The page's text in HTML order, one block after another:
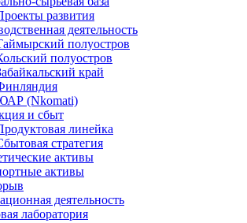
развития
деятельность
полуостров
полуостров
край
(Nkomati)
и сбыт
линейка
стратегия
активы
активы
деятельность
лаборатория